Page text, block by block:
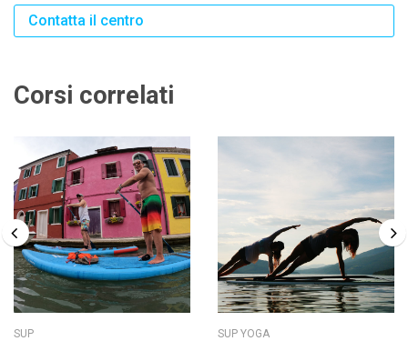
Contatta il centro
Corsi correlati
SUP SUP YOGA